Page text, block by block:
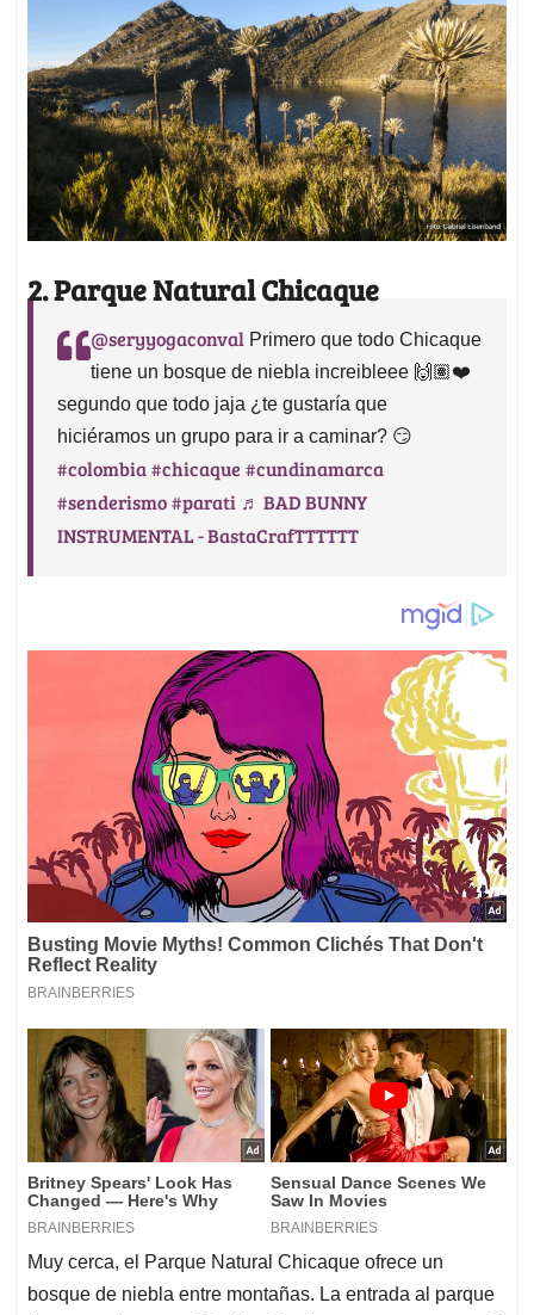
2. Parque Natural Chicaque
@seryyogaconval Primero que todo Chicaque
tiene un bosque de niebla increibleee 🙌🏽❤️
segundo que todo jaja ¿te gustaría que
hiciéramos un grupo para ir a caminar? 😏
#colombia#chicaque #cundinamarca
#senderismo#parati ♬ BAD BUNNY
INSTRUMENTAL - BastaCrafTTTTTT
Muy cerca, el Parque Natural Chicaque ofrece un
bosque de niebla entre montañas. La entrada al parque